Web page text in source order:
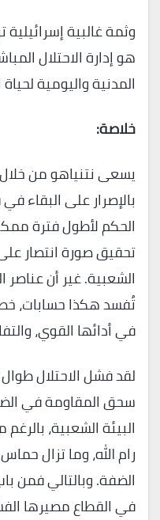
وثمة غالبية
هو إدارة الاحتلال
المدنية واليومية
خلاصة:
يسعى نتنياهو من خلال
بالإصرار على البقاء
الحكم لأطول فترة
تحقيق صورة انتصار
الشعبية. غير أن
تُفسد هكذا حسابات،
في أدائها القوي،
لقد فشل الاحتلال
سحق المقاومة في
البيئة الشعبية،
رام الله، وما تزال
الضفة. وبالتالي فمن
في القطاع مصيرها